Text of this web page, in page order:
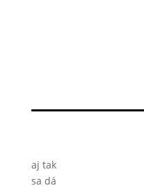
aj tak
sa dá